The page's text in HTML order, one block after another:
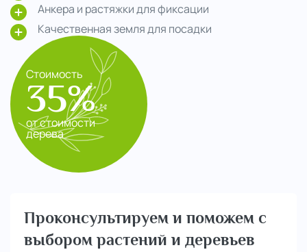
Анкера и растяжки для фиксации
Качественная земля для посадки
Стоимость
35%
от стоимости
дерева
Проконсультируем и поможем с
выбором растений и деревьев